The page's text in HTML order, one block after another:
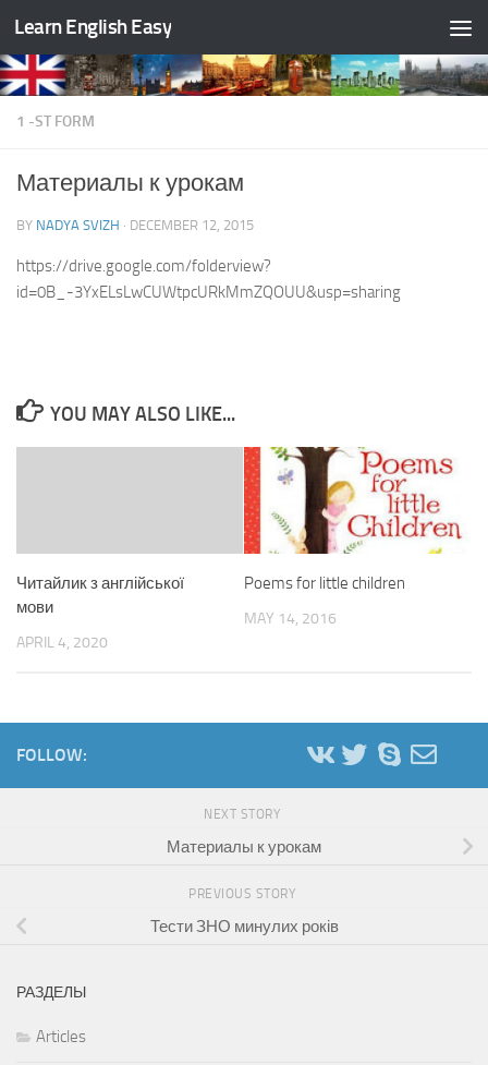
Skip to content
Learn English Easy
1 -ST FORM
Материалы к урокам
BY NADYA SVIZH · DECEMBER 12, 2015
https://drive.google.com/folderview?
id=0B_-3YxELsLwCUWtpcURkMmZQOUU&usp=sharing
YOU MAY ALSO LIKE...
Читайлик з англійської
мови
APRIL 4, 2020
Poems for little children
MAY 14, 2016
FOLLOW:
NEXT STORY
Материалы к урокам
PREVIOUS STORY
Тести ЗНО минулих років
РАЗДЕЛЫ
Articles